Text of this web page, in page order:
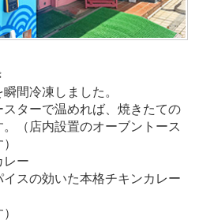
間冷凍しました。
ターで温めれば、焼きたての
（店内設置のオーブントース
ー
スの効いた本格チキンカレー